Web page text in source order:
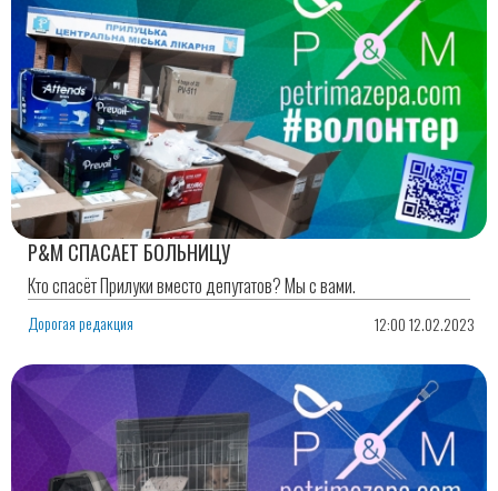
P&M СПАСАЕТ БОЛЬНИЦУ
Кто спасёт Прилуки вместо депутатов? Мы с вами.
Дорогая редакция 12:00 12.02.2023